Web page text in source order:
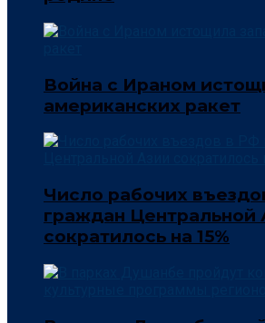
Война с Ираном
американских ракет
Число рабочих
граждан Центральной
сократилось на 15%